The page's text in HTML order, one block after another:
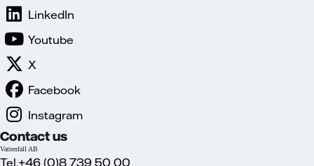
LinkedIn
Youtube
X
Facebook
Instagram
Contact us
Vattenfall AB
Tel.+46 (0)8 739 50 00